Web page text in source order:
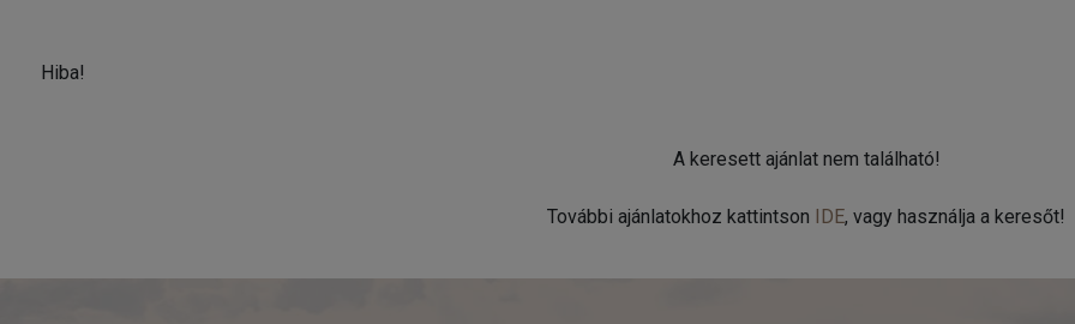
Hiba!
A keresett ajánlat nem található!
További ajánlatokhoz kattintson IDE, vagy használja a keresőt!